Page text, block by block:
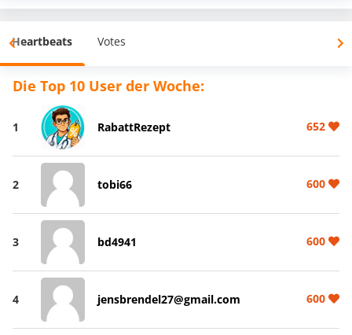
Heartbeats Votes
Die Top 10 User der Woche:
1 RabattRezept 652
2 tobi66 600
3 bd4941 600
4 jensbrendel27@gmail.com 600